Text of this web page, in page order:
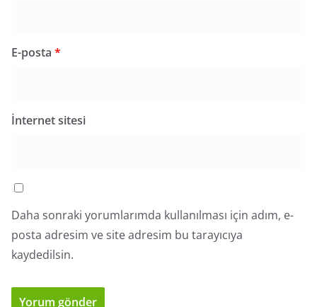
E-posta *
İnternet sitesi
Daha sonraki yorumlarımda kullanılması için adım, e-
posta adresim ve site adresim bu tarayıcıya
kaydedilsin.